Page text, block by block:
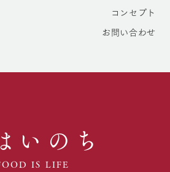
コンセプト
お問い合わせ
いのち
IS LIFE